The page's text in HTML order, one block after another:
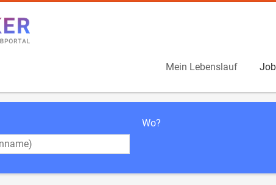
Mein Lebenslauf
Wo?